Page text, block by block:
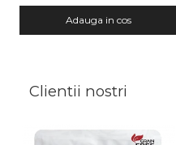
Adauga in cos
Clientii nostri